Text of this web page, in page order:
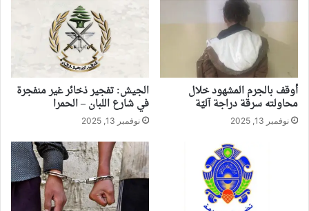
أوقف بالجرم المشهود خلال
محاولته سرقة دراجة آليّة
نوفمبر 13, 2025
الجيش: تفجير ذخائر غير منفجرة
في شارع اللبان – الحمرا
نوفمبر 13, 2025